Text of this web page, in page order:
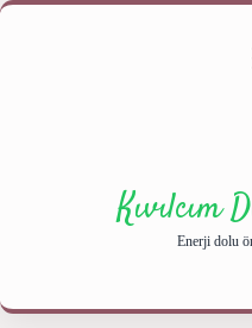
Gizlilik
Kıvılcım
Enerji dolu